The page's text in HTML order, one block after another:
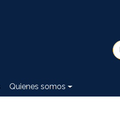
Quienes somos